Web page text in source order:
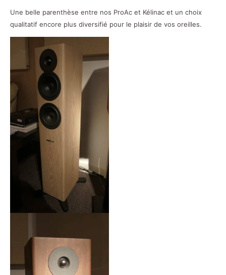
Une belle parenthèse entre nos ProAc et Kélinac et un choix
qualitatif encore plus diversifié pour le plaisir de vos oreilles.